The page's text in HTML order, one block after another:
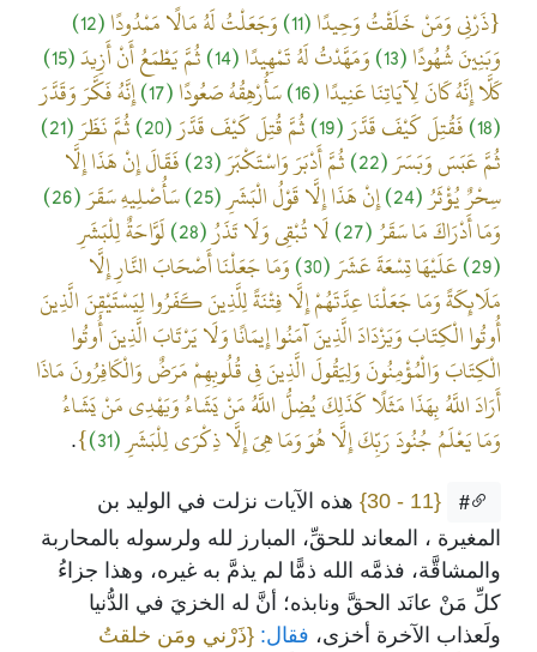
{ذَرْنِي وَمَنْ خَلَقْتُ وَحِيدًا(11) وَجَعَلْتُ لَهُ مَالًا مَمْدُودًا(12)
وَبَنِينَ شُهُودًا(13) وَمَهَّدْتُ لَهُ تَمْهِيدًا(14) ثُمَّ يَطْمَعُ أَنْ أَزِيدَ(15)
كَلَّا إِنَّهُ كَانَ لِآيَاتِنَا عَنِيدًا(16) سَأُرْهِقُهُ صَعُودًا(17)
إِنَّهُ فَكَّرَ وَقَدَّرَ
(18)
فَقُتِلَ كَيْفَ قَدَّرَ(19) ثُمَّ قُتِلَ كَيْفَ قَدَّرَ(20) ثُمَّ نَظَرَ(21)
ثُمَّ عَبَسَ وَبَسَرَ(22) ثُمَّ أَدْبَرَ وَاسْتَكْبَرَ(23)
فَقَالَ إِنْ هَذَا إِلَّا
سِحْرٌ يُؤْثَرُ(24) إِنْ هَذَا إِلَّا قَوْلُ الْبَشَرِ(25) سَأُصْلِيهِ سَقَرَ(26)
وَمَا أَدْرَاكَ مَا سَقَرُ(27) لَا تُبْقِي وَلَا تَذَرُ(28)
لَوَّاحَةٌ لِلْبَشَرِ
(29)
عَلَيْهَا تِسْعَةَ عَشَرَ(30)
وَمَا جَعَلْنَا أَصْحَابَ النَّارِ إِلَّا
مَلَائِكَةً وَمَا جَعَلْنَا عِدَّتَهُمْ إِلَّا فِتْنَةً لِلَّذِينَ كَفَرُوا لِيَسْتَيْقِنَ الَّذِينَ
أُوتُوا الْكِتَابَ وَيَزْدَادَ الَّذِينَ آمَنُوا إِيمَانًا وَلَا يَرْتَابَ الَّذِينَ أُوتُوا
الْكِتَابَ وَالْمُؤْمِنُونَ وَلِيَقُولَ الَّذِينَ فِي قُلُوبِهِمْ مَرَضٌ وَالْكَافِرُونَ مَاذَا
أَرَادَ اللَّهُ بِهَذَا مَثَلًا كَذَلِكَ يُضِلُّ اللَّهُ مَنْ يَشَاءُ وَيَهْدِي مَنْ يَشَاءُ
وَمَا يَعْلَمُ جُنُودَ رَبِّكَ إِلَّا هُوَ وَمَا هِيَ إِلَّا ذِكْرَى لِلْبَشَرِ(31)
}
.
#
{11 - 30}
هذه الآيات نزلت في الوليد بن
المغيرة ، المعاند للحقِّ، المبارز لله ولرسوله بالمحاربة
والمشاقَّة، فذمَّه الله ذمًّا لم يذمَّ به غيره، وهذا جزاءُ
كلِّ مَنْ عانَد الحقَّ ونابذه؛ أنَّ له الخزيَ في الدُّنيا
ولَعذاب الآخرة أخزى، فقال: {ذَرْني ومَن خلقتُ